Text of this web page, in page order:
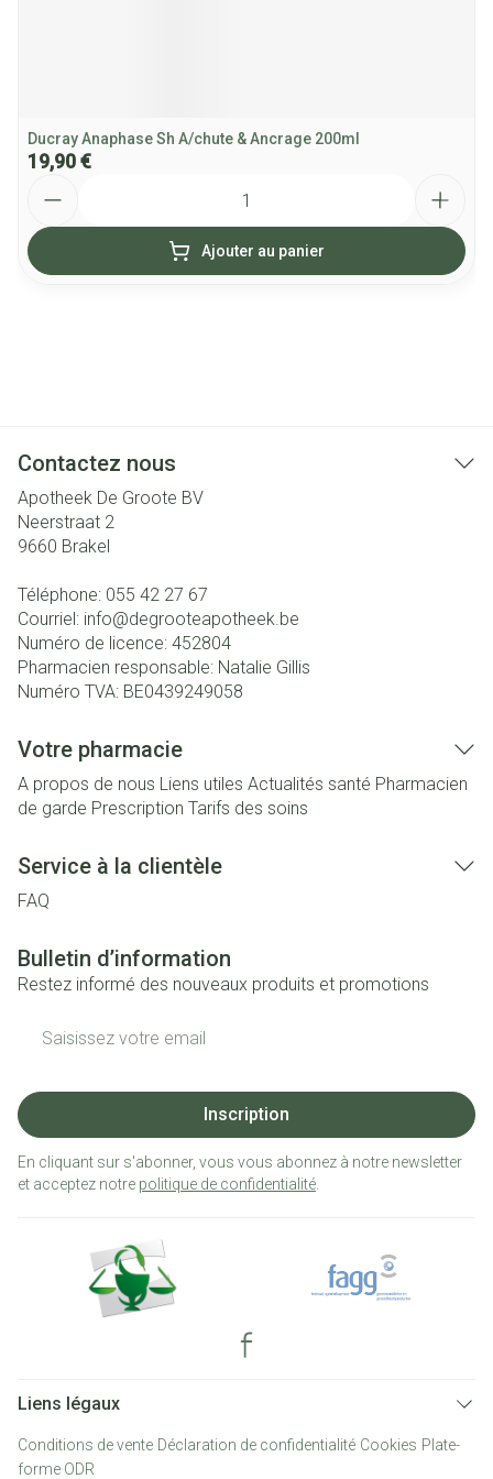
Ducray Anaphase Sh A/chute & Ancrage 200ml
19,90 €
Ajouter au panier
Contactez nous
Apotheek De Groote BV
Neerstraat 2
9660 Brakel
Téléphone: 055 42 27 67
Courriel: info@degrooteapotheek.be
Numéro de licence: 452804
Pharmacien responsable: Natalie Gillis
Numéro TVA: BE0439249058
Votre pharmacie
A propos de nous Liens utiles Actualités santé Pharmacien
de garde Prescription Tarifs des soins
Service à la clientèle
FAQ
Bulletin d’information
Restez informé des nouveaux produits et promotions
Inscription
En cliquant sur s'abonner, vous vous abonnez à notre newsletter
et acceptez notre politique de confidentialité
Liens légaux
Conditions de vente Déclaration de confidentialité Cookies Plate-
forme ODR